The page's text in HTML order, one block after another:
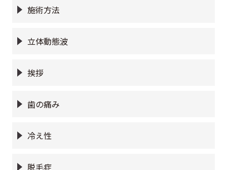
施術方法
立体動態波
挨拶
歯の痛み
冷え性
脱毛症